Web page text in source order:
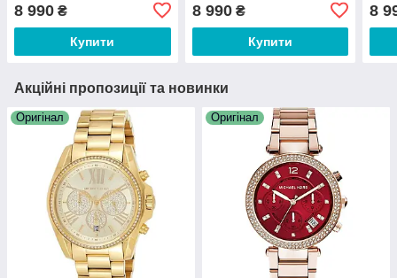
8 990 ₴
Купити
8 990₴
Купити
8
Акційні пропозиції та новинки
Оригінал Оригінал